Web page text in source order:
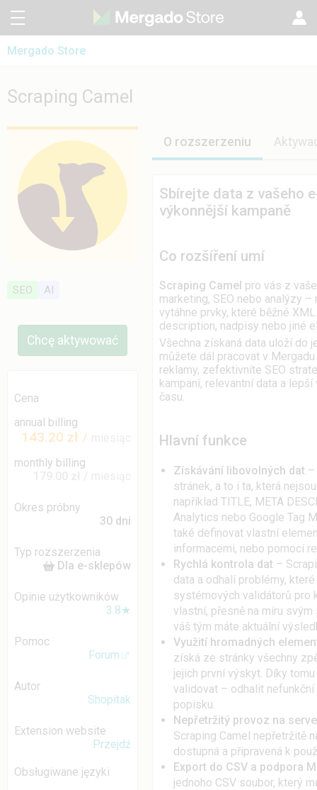
Mergado Store
Scraping Camel
CZ
Mergado Audyt
Scraping Camel
SEO AI
Chcę aktywować
Cena
annual billing
143.20 zł /
monthly billing
Okres próbny
30 dni
Typ rozszerzenia
Dla e-sklepów
Opinie użytkowników
3.8★
Pomoc
Forum
Autor
Shopitak
Extension website
Przejdź
Obsługiwane języki
O rozszerzeniu
Sbírejte data z vašeho
výkonnější kampaně
Co rozšíření umí
Scraping Camel pro vás z
marketing, SEO nebo analýzy
vytáhne prvky, které běžné
description, nadpisy nebo jiné
Všechna získaná data uloží do
můžete dál pracovat v
reklamy, zefektivníte SEO
kampaní, relevantní data a
času.
Hlavní funkce
Získávání libovolných dat –
stránek, a to i ta, která
například TITLE, META
Analytics nebo Google Tag
také definovat vlastní
informacemi, nebo pomocí
Rychlá kontrola dat –
data a odhalí problémy,
systémových validátorů pro
vlastní, přesně na míru
váš tým máte aktuální
Využití hromadných
získá ze stránky všechny
jejich první výskyt. Díky
validovat – odhalit
popisku.
Nepřetržitý provoz na
Scraping Camel nepřetržitě
dostupná a připravená k
Export do CSV a podpora
jednoho CSV soubor, který